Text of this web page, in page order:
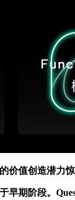
值创造潜力惊
期阶段。